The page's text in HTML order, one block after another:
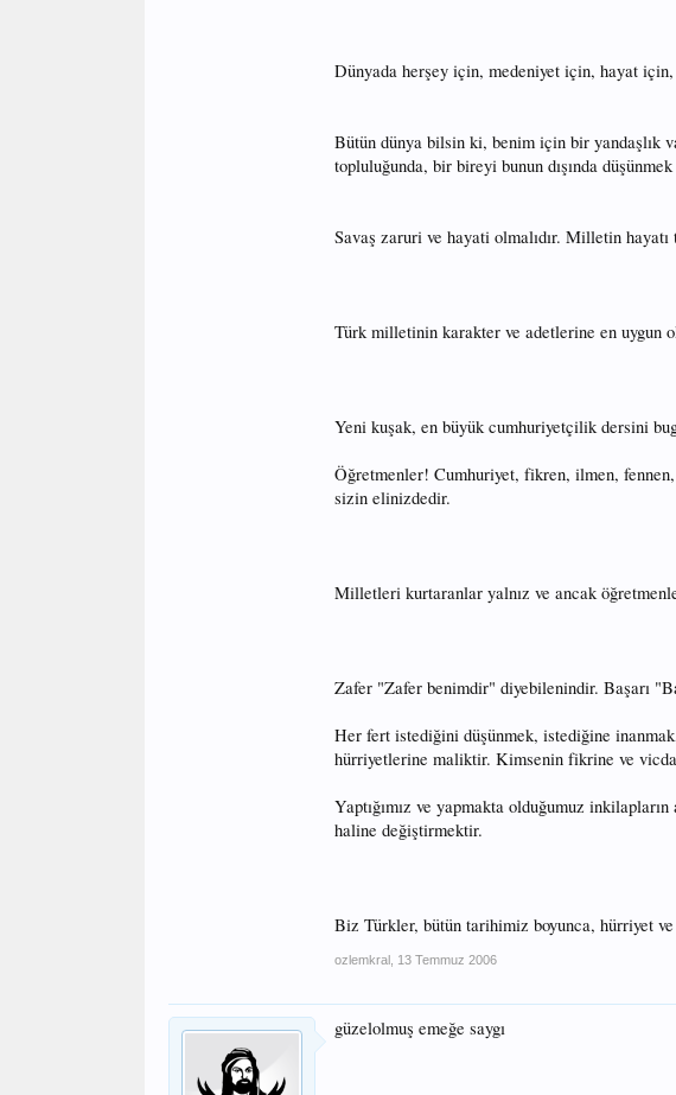
Dünyada herşey için, medeniyet için, hayat
Bütün dünya bilsin ki, benim için bir yandaşlık
topluluğunda, bir bireyi bunun dışında
Savaş zaruri ve hayati olmalıdır. Milletin
Türk milletinin karakter ve adetlerine en uygun
Yeni kuşak, en büyük cumhuriyetçilik dersini
Öğretmenler! Cumhuriyet, fikren, ilmen,
sizin elinizdedir.
Milletleri kurtaranlar yalnız ve ancak
Zafer "Zafer benimdir" diyebilenindir. Başarı
Her fert istediğini düşünmek, istediğine
hürriyetlerine maliktir. Kimsenin fikrine ve
Yaptığımız ve yapmakta olduğumuz
haline değiştirmektir.
Biz Türkler, bütün tarihimiz boyunca, hürriyet
ozlemkral 13 Temmuz 2006
güzelolmuş emeğe saygı